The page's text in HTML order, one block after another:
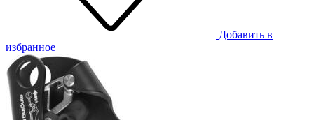
Добавить в
избранное